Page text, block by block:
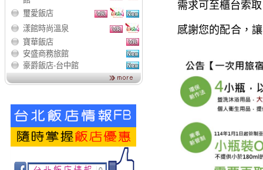
璽愛飯店
漾館時尚溫泉
寶華飯店
安盛商務旅館
豪爵飯店-台中館
需求可至櫃台索取
感謝您的配合，